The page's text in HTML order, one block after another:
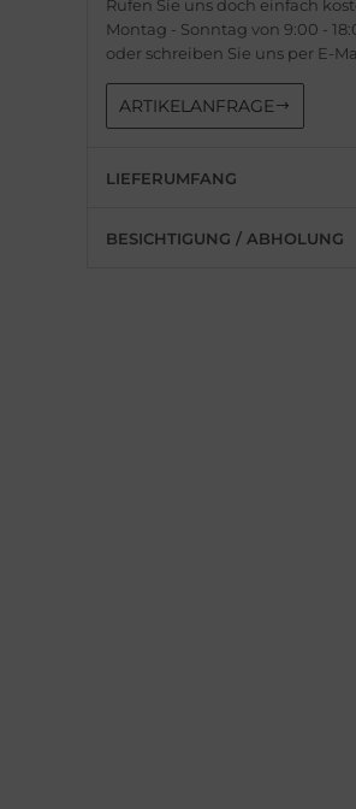
Rufen Sie uns doch einfach
Montag - Sonntag von 9:00 -
oder schreiben Sie uns per E-
ARTIKELANFRAGE
LIEFERUMFANG
BESICHTIGUNG / ABHOLUNG
LeCoultre